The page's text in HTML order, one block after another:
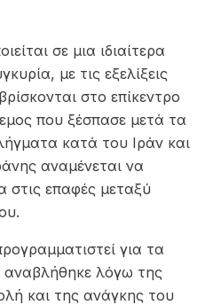
σε μια ιδιαίτερα
με τις εξελίξεις
στο επίκεντρο
που ξέσπασε μετά τα
κατά του Ιράν και
αναμένεται να
στις επαφές μεταξύ
για τα
λόγω της
και της ανάγκης του